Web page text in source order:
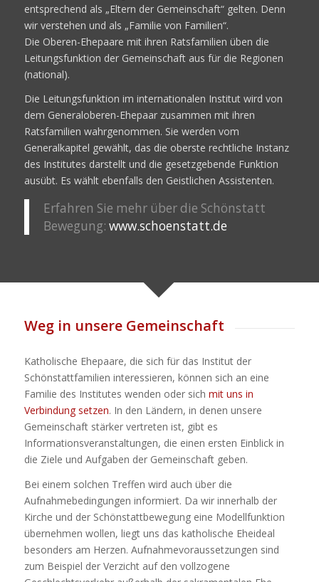
entsprechend als „Eltern der Gemeinschaft“ gelten. Denn
wir verstehen und als „Familie von Familien“.
Die Oberen-Ehepaare mit ihren Ratsfamilien üben die
Leitungsfunktion der Gemeinschaft aus für die Regionen
(national).
Die Leitungsfunktion im internationalen Institut wird von
dem Generaloberen-Ehepaar zusammen mit ihren
Ratsfamilien wahrgenommen. Sie werden vom
Generalkapitel gewählt, das die oberste rechtliche Instanz
des Institutes darstellt und die gesetzgebende Funktion
ausübt. Es wählt ebenfalls den Geistlichen Assistenten.
Erfahren Sie mehr über die Schönstatt
Bewegung: www.schoenstatt.de
Weg in unsere Gemeinschaft
Katholische Ehepaare, die sich für das Institut der
Schönstattfamilien interessieren, können sich an eine
Familie des Institutes wenden oder sich mit uns in
Verbindung setzen. In den Ländern, in denen unsere
Gemeinschaft stärker vertreten ist, gibt es
Informationsveranstaltungen, die einen ersten Einblick in
die Ziele und Aufgaben der Gemeinschaft geben.
Bei einem solchen Treffen wird auch über die
Aufnahmebedingungen informiert. Da wir innerhalb der
Kirche und der Schönstattbewegung eine Modellfunktion
übernehmen wollen, liegt uns das katholische Eheideal
besonders am Herzen. Aufnahmevoraussetzungen sind
zum Beispiel der Verzicht auf den vollzogene